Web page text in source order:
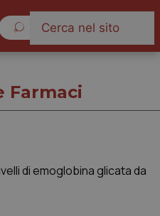
Farmaci